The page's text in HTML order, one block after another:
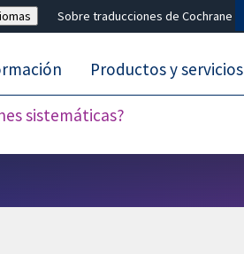
Sobre traducciones de Cochrane
sistemáticas?
Productos y servicios